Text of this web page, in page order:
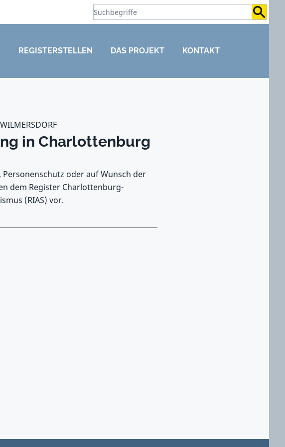
REGISTERSTELLEN DAS PROJEKT KONTAKT
in Charlottenburg
oder auf Wunsch der
dem Register Charlottenburg-
(RIAS) vor.